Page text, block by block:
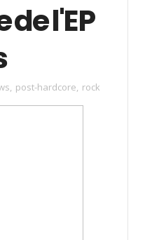
l'EP
, post-hardcore, rock